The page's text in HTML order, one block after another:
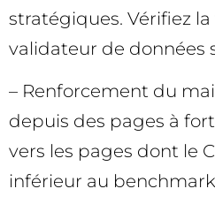
stratégiques. Vérifiez
validateur de données
– Renforcement du
depuis des pages à
vers les pages dont le
inférieur au